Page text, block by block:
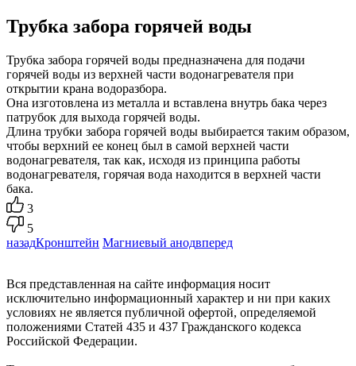
Трубка забора горячей воды
Трубка забора горячей воды предназначена для подачи
горячей воды из верхней части водонагревателя при
открытии крана водоразбора.
Она изготовлена из металла и вставлена внутрь бака через
патрубок для выхода горячей воды.
Длина трубки забора горячей воды выбирается таким образом,
чтобы верхний ее конец был в самой верхней части
водонагревателя, так как, исходя из принципа работы
водонагревателя, горячая вода находится в верхней части
бака.
3
5
назадКронштейн Магниевый анодвперед
Вся представленная на сайте информация носит
исключительно информационный характер и ни при каких
условиях не является публичной офертой, определяемой
положениями Статей 435 и 437 Гражданского кодекса
Российской Федерации.